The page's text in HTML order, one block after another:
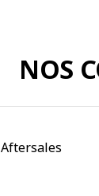
NOS
Aftersales